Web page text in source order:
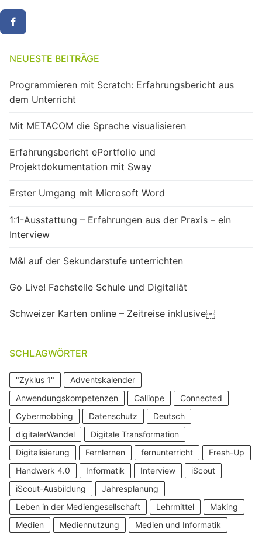
NEUESTE BEITRÄGE
Programmieren mit Scratch: Erfahrungsbericht aus
dem Unterricht
Mit METACOM die Sprache visualisieren
Erfahrungsbericht ePortfolio und
Projektdokumentation mit Sway
Erster Umgang mit Microsoft Word
1:1-Ausstattung – Erfahrungen aus der Praxis – ein
Interview
M&I auf der Sekundarstufe unterrichten
Go Live! Fachstelle Schule und Digitaliät
Schweizer Karten online – Zeitreise inklusive￼
SCHLAGWÖRTER
"Zyklus 1"
Adventskalender
Anwendungskompetenzen
Calliope
Connected
Cybermobbing
Datenschutz
Deutsch
digitalerWandel
Digitale Transformation
Digitalisierung
Fernlernen fernunterricht
Fresh-Up
Handwerk 4.0
Informatik Interview
iScout
iScout-Ausbildung
Jahresplanung
Leben in der Mediengesellschaft
Lehrmittel
Making
Medien
Mediennutzung
Medien und Informatik